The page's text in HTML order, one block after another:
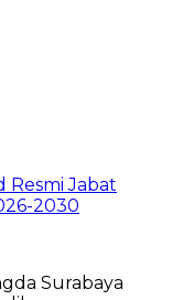
Resmi Jabat
2030